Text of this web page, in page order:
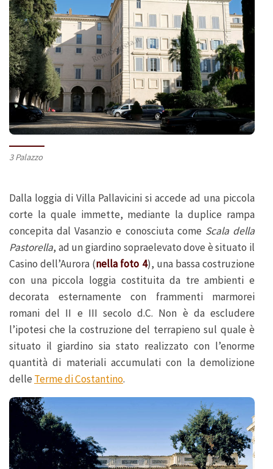
3 Palazzo
Dalla loggia di Villa Pallavicini si accede ad una piccola
corte la quale immette, mediante la duplice rampa
concepita dal Vasanzio e conosciuta come Scala della
Pastorella, ad un giardino sopraelevato dove è situato il
Casino dell’Aurora (nella foto 4), una bassa costruzione
con una piccola loggia costituita da tre ambienti e
decorata esternamente con frammenti marmorei
romani del II e III secolo d.C. Non è da escludere
l’ipotesi che la costruzione del terrapieno sul quale è
situato il giardino sia stato realizzato con l’enorme
quantità di materiali accumulati con la demolizione
delleTerme di Costantino.